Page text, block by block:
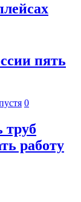
пять
0
труб
работу